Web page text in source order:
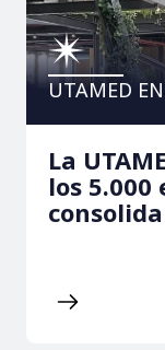
UTAMED
La
los